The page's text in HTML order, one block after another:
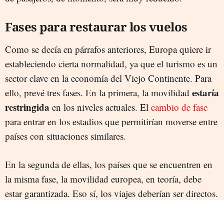
Fases para restaurar los vuelos
Como se decía en párrafos anteriores, Europa quiere ir
estableciendo cierta normalidad, ya que el turismo es un
sector clave en la economía del Viejo Continente. Para
ello, prevé tres fases. En la primera, la movilidad estaría
restringida en los niveles actuales. El cambio de fase
para entrar en los estadios que permitirían moverse entre
países con situaciones similares.
En la segunda de ellas, los países que se encuentren en
la misma fase, la movilidad europea, en teoría, debe
estar garantizada. Eso sí, los viajes deberían ser directos.